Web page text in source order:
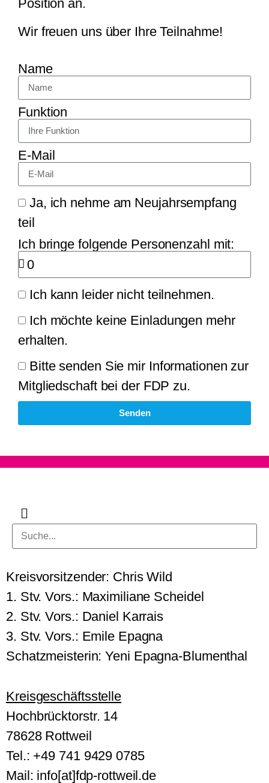
Position an.
Wir freuen uns über Ihre Teilnahme!
Name
Funktion
E-Mail
Ja, ich nehme am Neujahrsempfang
teil
Ich bringe folgende Personenzahl mit:
Ich kann leider nicht teilnehmen.
Ich möchte keine Einladungen mehr
erhalten.
Bitte senden Sie mir Informationen zur
Mitgliedschaft bei der FDP zu.
Senden
Kreisvorsitzender: Chris Wild
1. Stv. Vors.: Maximiliane Scheidel
2. Stv. Vors.: Daniel Karrais
3. Stv. Vors.: Emile Epagna
Schatzmeisterin: Yeni Epagna-Blumenthal
Kreisgeschäftsstelle
Hochbrücktorstr. 14
78628 Rottweil
Tel.: +49 741 9429 0785
Mail: info[at]fdp-rottweil.de